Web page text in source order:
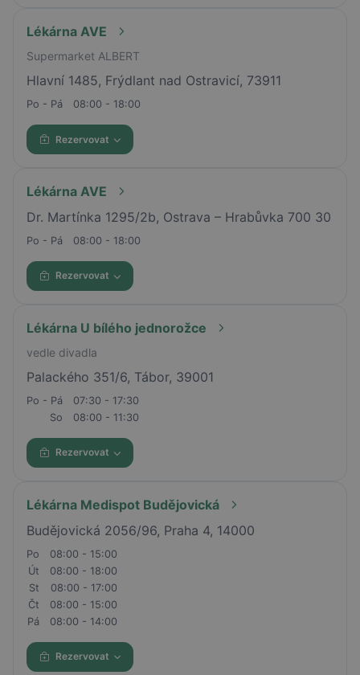
Lékárna AVE
Supermarket ALBERT
Hlavní 1485, Frýdlant nad Ostravicí, 73911
Po - Pá 08:00 - 18:00
Rezervovat
Lékárna AVE
Dr. Martínka 1295/2b, Ostrava – Hrabůvka 700 30
Po - Pá 08:00 - 18:00
Rezervovat
Lékárna U bílého jednorožce
vedle divadla
Palackého 351/6, Tábor, 39001
Po - Pá
07:30 - 17:30
So
08:00 - 11:30
Rezervovat
Lékárna Medispot Budějovická
Budějovická 2056/96, Praha 4, 14000
Po
08:00 - 15:00
Út
08:00 - 18:00
St
08:00 - 17:00
Čt
08:00 - 15:00
Pá
08:00 - 14:00
Rezervovat